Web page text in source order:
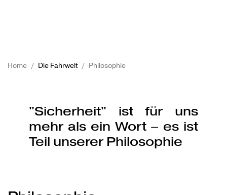
Home Die Fahrwelt Philosophie
"Sicherheit" ist für uns
mehr als ein Wort – es ist
Teil unserer Philosophie